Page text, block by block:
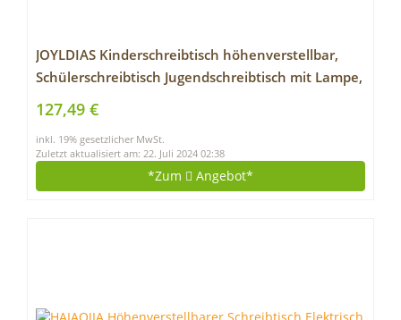
JOYLDIAS Kinderschreibtisch höhenverstellbar,
Schülerschreibtisch Jugendschreibtisch mit Lampe,
Schreibtisch Kinder mit Stuhl und Schublade inkl.
kostenloser Kleineimer& Lichthalter/Grau
127,49 €
inkl. 19% gesetzlicher MwSt.
Zuletzt aktualisiert am: 22. Juli 2024 02:38
*Zum Angebot*